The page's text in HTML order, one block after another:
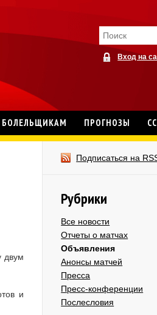
Вход на
БОЛЕЛЬЩИКАМ ПРОГНОЗЫ
двум
и
Подписаться на
Рубрики
Все новости
Отчеты о матчах
Объявления
Анонсы матчей
Пресса
Пресс-конференции
Послесловия